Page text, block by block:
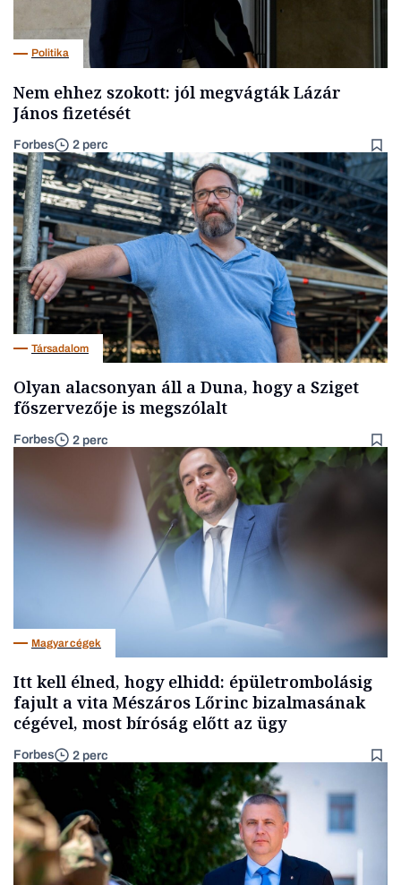
Politika
Nem ehhez szokott: jól megvágták Lázár
János fizetését
Forbes 2 perc
Társadalom
Olyan alacsonyan áll a Duna, hogy a Sziget
főszervezője is megszólalt
Forbes 2 perc
Magyar cégek
Itt kell élned, hogy elhidd: épületrombolásig
fajult a vita Mészáros Lőrinc bizalmasának
cégével, most bíróság előtt az ügy
Forbes 2 perc